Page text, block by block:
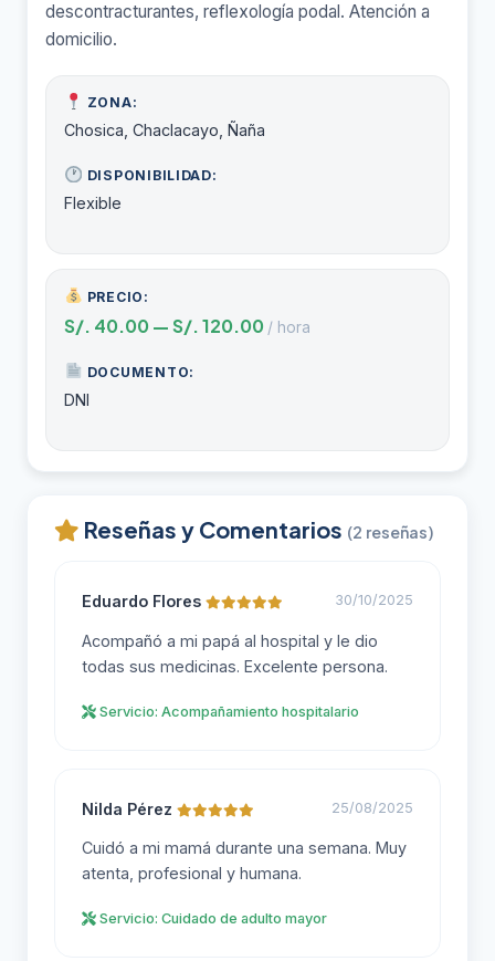
descontracturantes, reflexología podal. Atención a
domicilio.
ZONA:
Chosica, Chaclacayo, Ñaña
DISPONIBILIDAD:
Flexible
PRECIO:
S/. 40.00 — S/. 120.00 / hora
DOCUMENTO:
DNI
Reseñas y Comentarios (2 reseñas)
Eduardo Flores 30/10/2025
Acompañó a mi papá al hospital y le dio
todas sus medicinas. Excelente persona.
Servicio: Acompañamiento hospitalario
Nilda Pérez 25/08/2025
Cuidó a mi mamá durante una semana. Muy
atenta, profesional y humana.
Servicio: Cuidado de adulto mayor